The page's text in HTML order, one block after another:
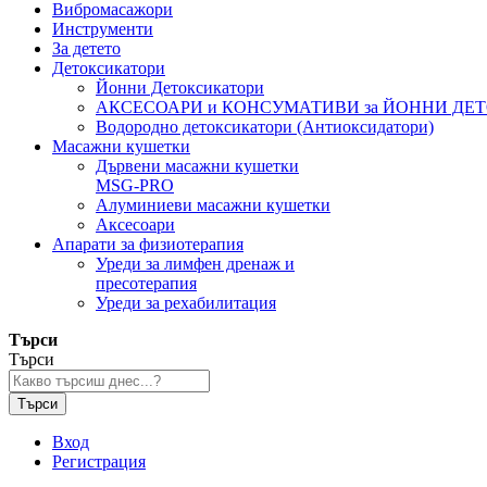
Вибромасажори
Инструменти
За детето
Детоксикатори
Йонни Детоксикатори
АКСЕСОАРИ и КОНСУМАТИВИ за ЙОННИ
Водородно детоксикатори (Антиоксидатори)
Масажни кушетки
Дървени масажни кушетки
MSG-PRO
Алуминиеви масажни кушетки
Аксесоари
Апарати за физиотерапия
Уреди за лимфен дренаж и
пресотерапия
Уреди за рехабилитация
Търси
Търси
Търси
Вход
Регистрация